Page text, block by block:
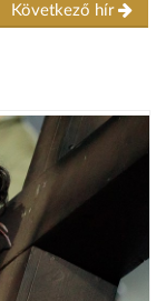
Következő hír